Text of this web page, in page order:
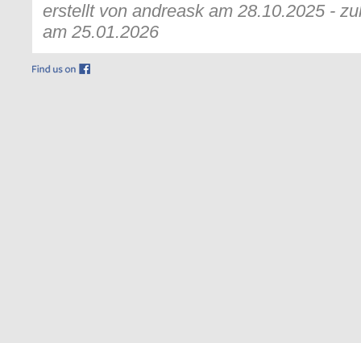
erstellt von andreask am 28.10.2025 -
am 25.01.2026